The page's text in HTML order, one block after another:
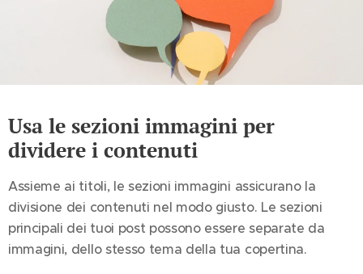
Usa le sezioni immagini per
dividere i contenuti
Assieme ai titoli, le sezioni immagini assicurano la
divisione dei contenuti nel modo giusto. Le sezioni
principali dei tuoi post possono essere separate da
immagini, dello stesso tema della tua copertina.